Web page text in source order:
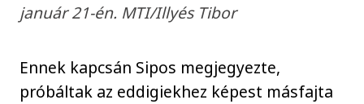
január 21-én. MTI/Illyés Tibor
Ennek kapcsán Sipos megjegyezte,
próbáltak az eddigiekhez képest másfajta